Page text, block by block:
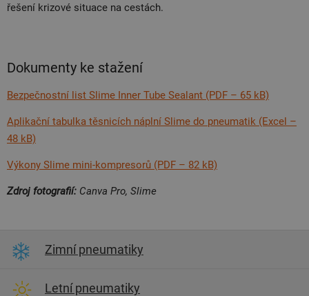
řešení krizové situace na cestách.
Dokumenty ke stažení
Bezpečnostní list Slime Inner Tube Sealant (PDF – 65 kB)
Aplikační tabulka těsnicích náplní Slime do pneumatik (Excel –
48 kB)
Výkony Slime mini-kompresorů (PDF – 82 kB)
Zdroj fotografií: Canva Pro, Slime
Zimní pneumatiky
Letní pneumatiky